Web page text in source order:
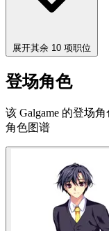
展开其余 10 项职位
登场角色
该 Galgame 的登场
角色图谱